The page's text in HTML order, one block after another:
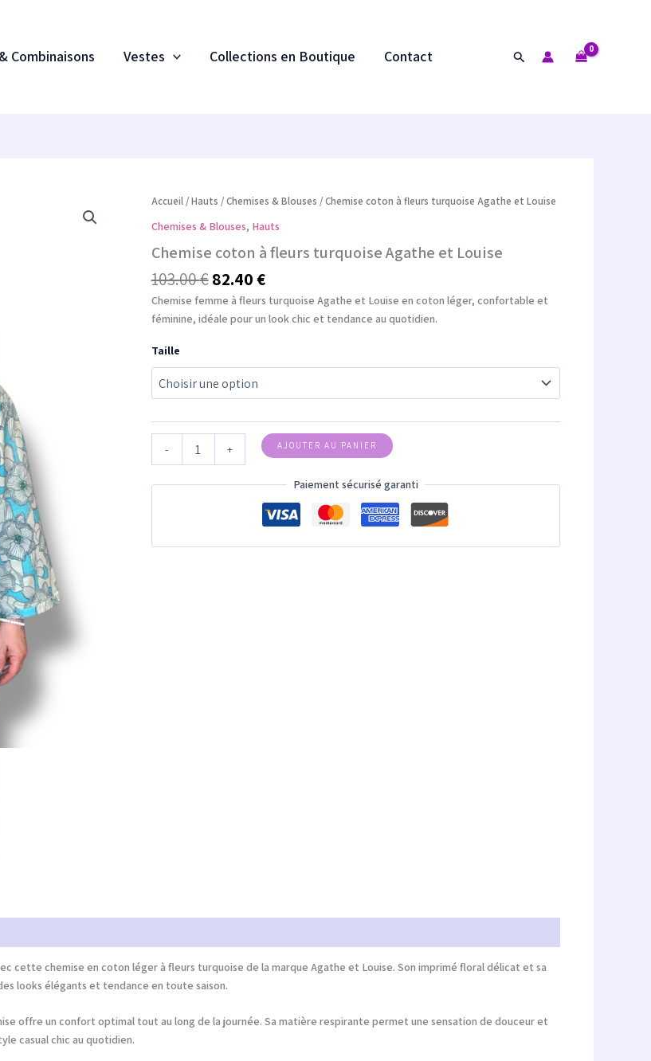
Combinaisons Vestes Collections en Boutique Contact Rechercher
Accueil/Hauts /Chemises & Blouses / Chemise coton à fleurs turquoise Agathe et Louise
Chemises & Blouses, Hauts
Chemise coton à fleurs turquoise Agathe et Louise
103.00€
Le
prix
initial
était :
103.00 €.
82.40€
Le
prix
actuel
est :
82.40 €.
Chemise femme à fleurs turquoise Agathe et Louise en coton léger, confortable et
féminine, idéale pour un look chic et tendance au quotidien.
Taille
-
quantité
Chemise
coton
à
fleurs
turquoise
Agathe
et
+ AJOUTER AU PANIER
Paiement sécurisé garanti
cette chemise en coton léger à fleurs turquoise de la marque Agathe et Louise. Son imprimé floral délicat et sa
looks élégants et tendance en toute saison.
offre un confort optimal tout au long de la journée. Sa matière respirante permet une sensation de douceur et
casual chic au quotidien.